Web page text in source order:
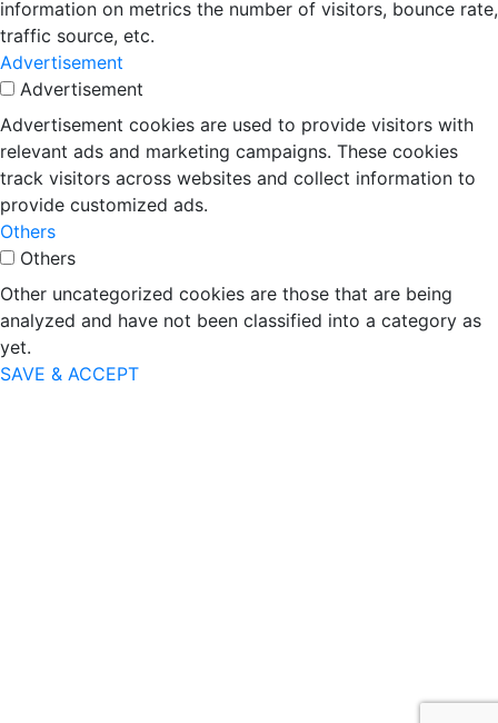
information on metrics the number of visitors, bounce rate,
traffic source, etc.
Advertisement
Advertisement
Advertisement cookies are used to provide visitors with
relevant ads and marketing campaigns. These cookies
track visitors across websites and collect information to
provide customized ads.
Others
Others
Other uncategorized cookies are those that are being
analyzed and have not been classified into a category as
yet.
SAVE & ACCEPT